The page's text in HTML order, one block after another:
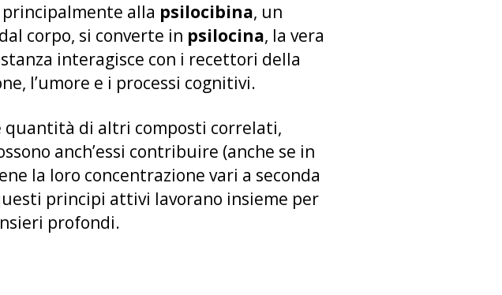
alla psilocibina, un
corpo, si converte in psilocina, la vera
interagisce con i recettori della
l’umore e i processi cognitivi.
quantità di altri composti correlati,
anch’essi contribuire (anche se in
la loro concentrazione vari a seconda
principi attivi lavorano insieme per
profondi.